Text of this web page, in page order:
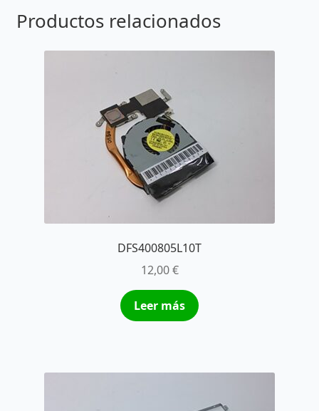
Productos relacionados
DFS400805L10T
12,00€
Leer más